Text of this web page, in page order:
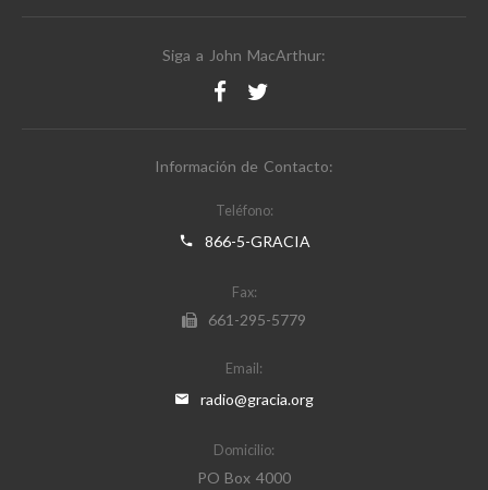
Siga a John MacArthur:
Información de Contacto:
Teléfono:
866-5-GRACIA
Fax:
661-295-5779
Email:
radio@gracia.org
Domicilio:
PO Box 4000